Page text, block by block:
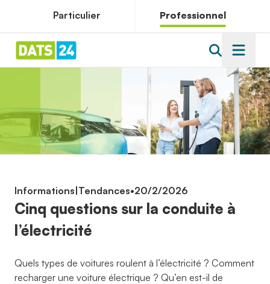
Particulier Professionnel
Informations Tendances•20/2/2026
Cinq questions sur la conduite à
l’électricité
Quels types de voitures roulent à l’électricité ? Comment
recharger une voiture électrique ? Qu’en est-il de